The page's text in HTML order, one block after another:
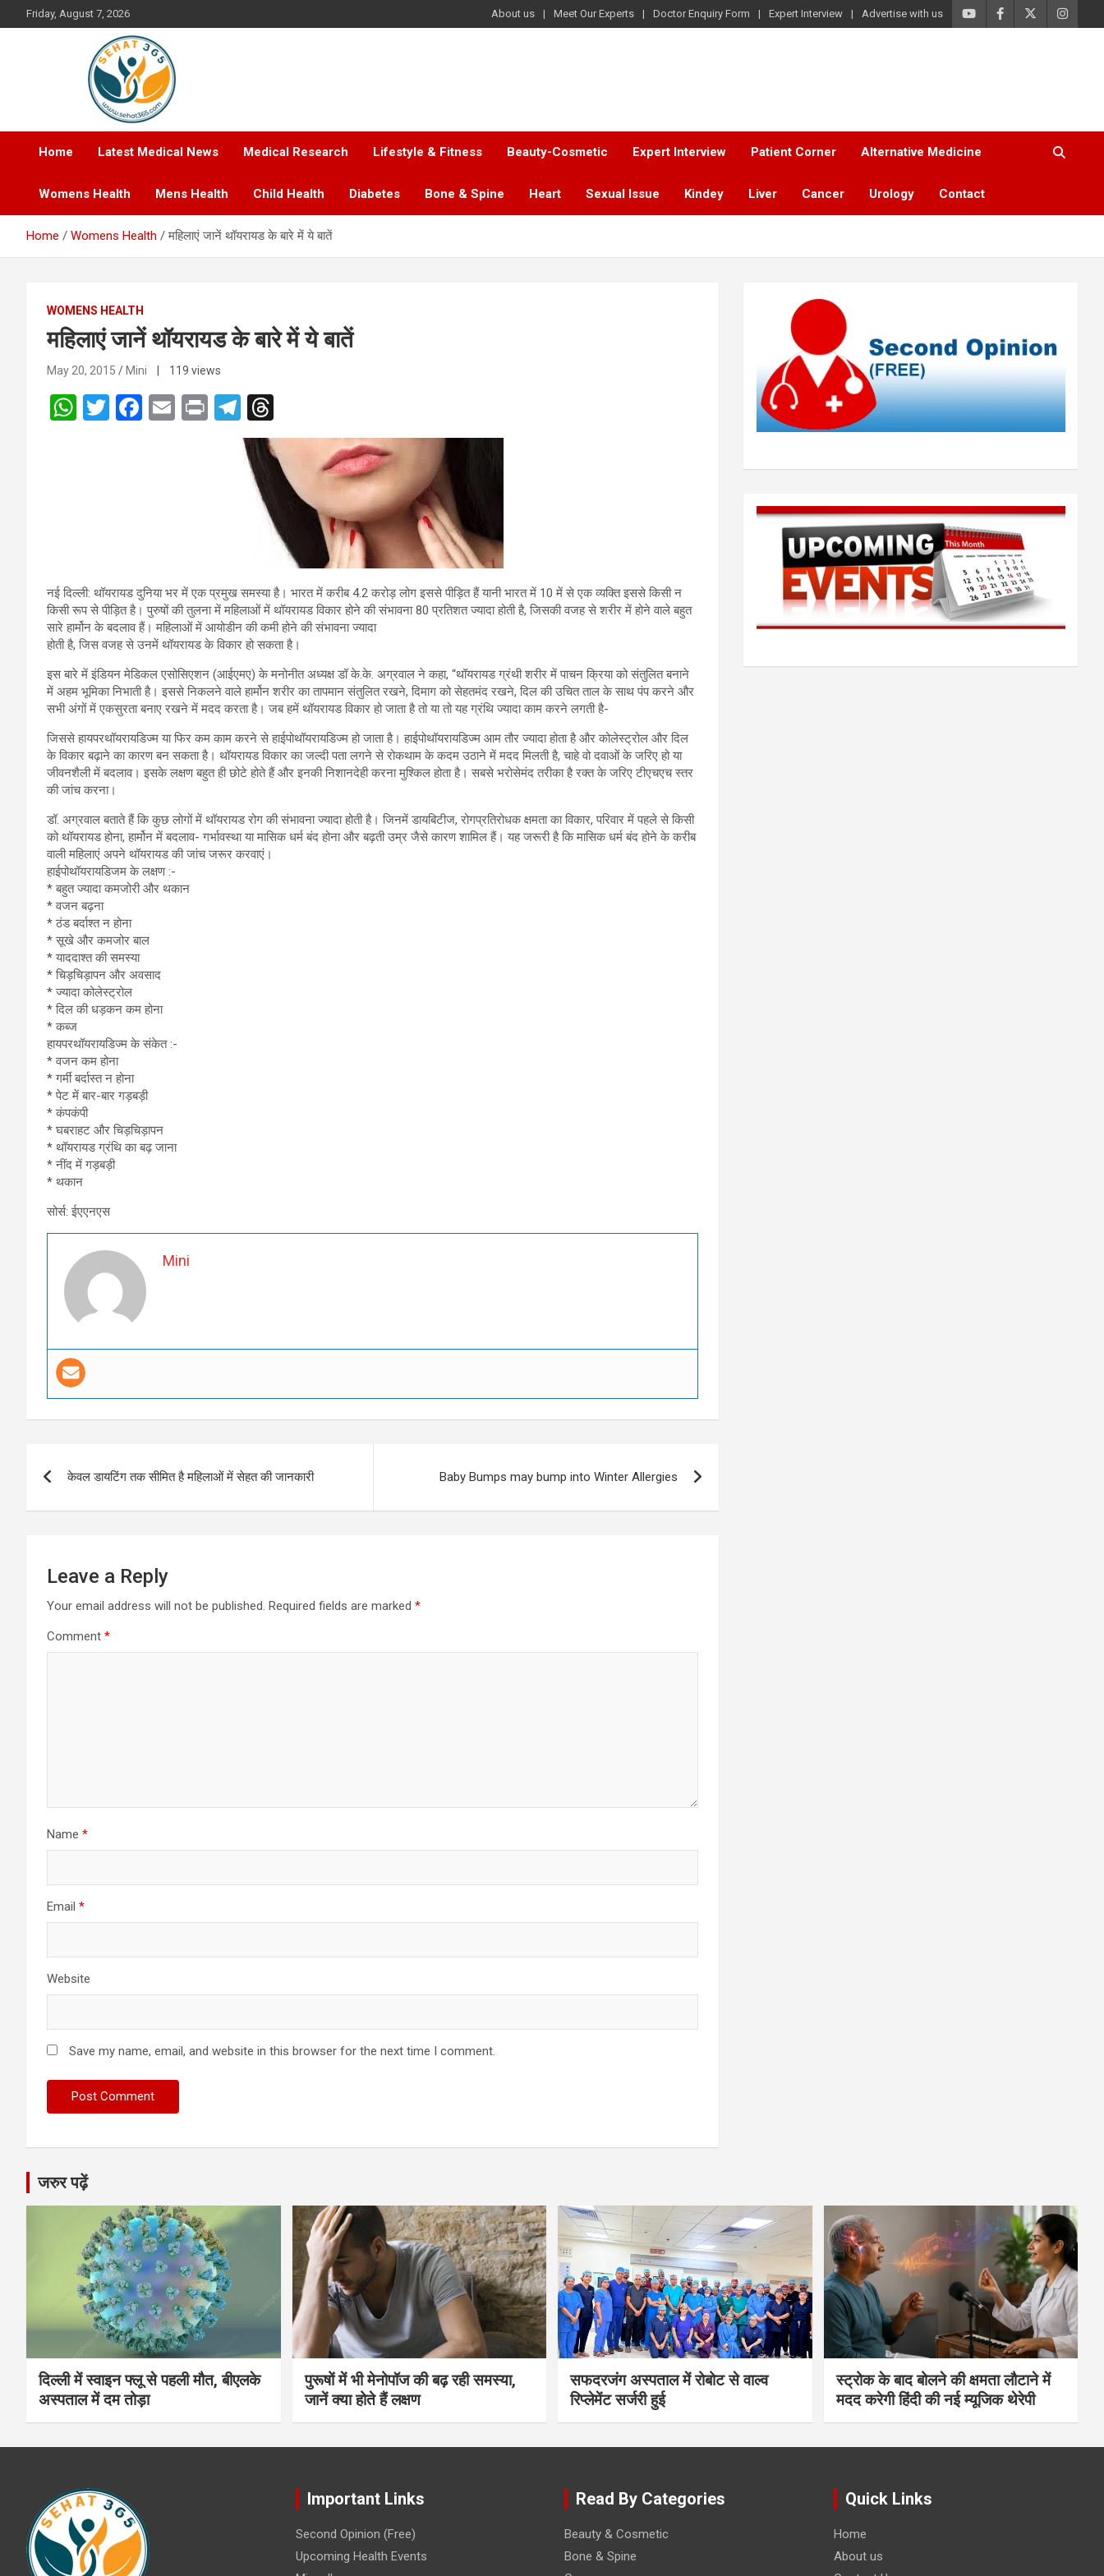
to
Friday, August 7, 2026 About us Meet Our Experts Doctor Enquiry Form Expert Interview Advertise with us
Sehat365
Your's Complete Health Guide
Home
Latest Medical News Medical Research Lifestyle & Fitness Beauty-Cosmetic Expert Interview Patient Corner Alternative Medicine
Womens Health Mens Health Child Health Diabetes Bone & Spine Heart Sexual Issue Kindey Liver Cancer Urology Contact
Home Womens Health महिलाएं जानें थॉयरायड के बारे में ये बातें
WOMENS HEALTH
महिलाएं जानें थॉयरायड के बारे में ये बातें
May 20, 2015 Mini | 119 views
W T
F
E
Pr T
el
e
gr
hr
e
a
s
नई दिल्ली: थॉयरायड दुनिया भर में एक प्रमुख समस्या है। भारत में करीब 4.2 करोड़ लोग इससे पीड़ित हैं यानी भारत में 10 में से एक व्यक्ति इससे किसी न
किसी रूप से पीड़ित है। पुरुषों की तुलना में महिलाओं में थॉयरायड विकार होने की संभावना 80 प्रतिशत ज्यादा होती है, जिसकी वजह से शरीर में होने वाले बहुत
सारे हार्मोन के बदलाव हैं। महिलाओं में आयोडीन की कमी होने की संभावना ज्यादा
होती है, जिस वजह से उनमें थॉयरायड के विकार हो सकता है।
इस बारे में इंडियन मेडिकल एसोसिएशन (आईएमए) के मनोनीत अध्यक्ष डॉ के.के. अग्रवाल ने कहा, ‘‘थॉयरायड ग्रंथी शरीर में पाचन क्रिया को संतुलित बनाने
में अहम भूमिका निभाती है। इससे निकलने वाले हार्मोन शरीर का तापमान संतुलित रखने, दिमाग को सेहतमंद रखने, दिल की उचित ताल के साथ पंप करने और
सभी अंगों में एकसुरता बनाए रखने में मदद करता है। जब हमें थॉयरायड विकार हो जाता है तो या तो यह ग्रंथि ज्यादा काम करने लगती है-
जिससे हायपरथॉयरायडिज्म या फिर कम काम करने से हाईपोथॉयरायडिज्म हो जाता है। हाईपोथॉयरायडिज्म आम तौर ज्यादा होता है और कोलेस्ट्रोल और दिल
के विकार बढ़ाने का कारण बन सकता है। थॉयरायड विकार का जल्दी पता लगने से रोकथाम के कदम उठाने में मदद मिलती है, चाहे वो दवाओं के जरिए हो या
जीवनशैली में बदलाव। इसके लक्षण बहुत ही छोटे होते हैं और इनकी निशानदेही करना मुश्किल होता है। सबसे भरोसेमंद तरीका है रक्त के जरिए टीएचएच स्तर
की जांच करना।
डॉ. अग्रवाल बताते हैं कि कुछ लोगों में थॉयरायड रोग की संभावना ज्यादा होती है। जिनमें डायबिटीज, रोगप्रतिरोधक क्षमता का विकार, परिवार में पहले से किसी
को थॉयरायड होना, हार्मोन में बदलाव- गर्भावस्था या मासिक धर्म बंद होना और बढ़ती उम्र जैसे कारण शामिल हैं। यह जरूरी है कि मासिक धर्म बंद होने के करीब
वाली महिलाएं अपने थॉयरायड की जांच जरूर करवाएं।
हाईपोथॉयरायडिजम के लक्षण :-
* बहुत ज्यादा कमजोरी और थकान
* वजन बढ़ना
* ठंड बर्दाश्त न होना
* सूखे और कमजोर बाल
* याददाश्त की समस्या
* चिड़चिड़ापन और अवसाद
* ज्यादा कोलेस्ट्रोल
* दिल की धड़कन कम होना
* कब्ज
हायपरथॉयरायडिज्म के संकेत :-
* वजन कम होना
* गर्मी बर्दास्त न होना
* पेट में बार-बार गड़बड़ी
* कंपकंपी
* घबराहट और चिड़चिड़ापन
* थॉयरायड ग्रंथि का बढ़ जाना
* नींद में गड़बड़ी
* थकान
सोर्स: ईएएनएस
Mini
navigation
केवल डायटिंग तक सीमित है महिलाओं में सेहत की जानकारी Baby Bumps may bump into Winter Allergies
Leave a Reply
Your email address will not be published. Required fields are marked *
Comment *
Name *
Email *
Website
Save my name, email, and website in this browser for the next time I comment.
जरुर पढ़ें
दिल्ली में स्वाइन फ्लू से पहली मौत, बीएलके
अस्पताल में दम तोड़ा
पुरूषों में भी मेनोपॉज की बढ़ रही समस्या,
जानें क्या होते हैं लक्षण
सफदरजंग अस्पताल में रोबोट से वाल्व
रिप्लेमेंट सर्जरी हुई
स्ट्रोक के बाद बोलने की क्षमता लौटाने में
मदद करेगी हिंदी की नई म्यूजिक थेरेपी
Important Links
Second Opinion (Free)
Upcoming Health Events
Read By Categories
Beauty & Cosmetic
Bone & Spine
Quick Links
Home
About us